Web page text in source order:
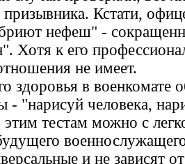
призывника. Кстати,
нефеш" -
Хотя к его
не имеет.
здоровья в военкомате
- "нарисуй человека,
тестам можно с
и не зависят